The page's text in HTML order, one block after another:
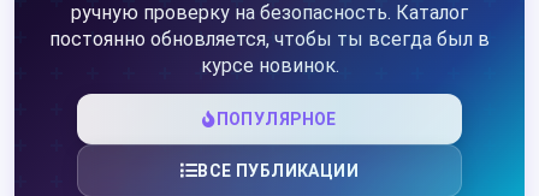
ручную проверку на безопасность. Каталог
постоянно обновляется, чтобы ты всегда был в
курсе новинок.
ПОПУЛЯРНОЕ
ВСЕ ПУБЛИКАЦИИ